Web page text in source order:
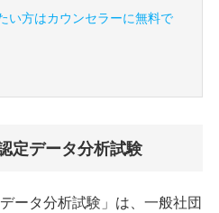
い方はカウンセラーに無料で
定データ分析試験
ータ分析試験」は、一般社団